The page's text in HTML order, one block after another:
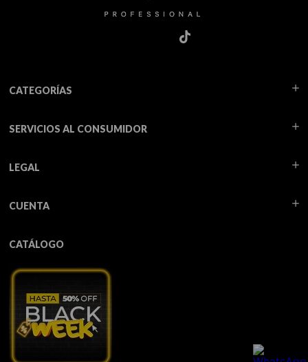
CATEGORÍAS
SERVICIOS AL CONSUMIDOR
LEGAL
CUENTA
CATÁLOGO